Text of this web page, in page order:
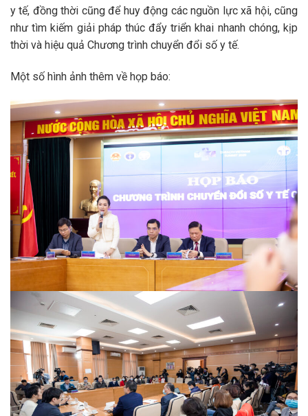
y tế, đồng thời cũng để huy động các nguồn lực xã hội, cũng
như tìm kiếm giải pháp thúc đẩy triển khai nhanh chóng, kịp
thời và hiệu quả Chương trình chuyển đổi số y tế.
Một số hình ảnh thêm về họp báo: